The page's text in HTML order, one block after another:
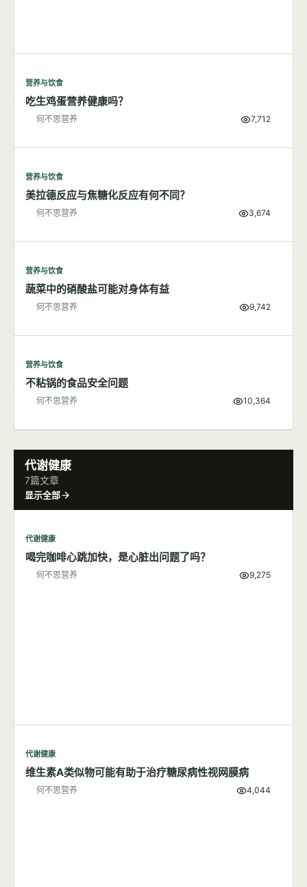
营养与饮食
吃生鸡蛋营养健康吗？
何不思营养 7,712
营养与饮食
美拉德反应与焦糖化反应有何不同？
何不思营养 3,674
营养与饮食
蔬菜中的硝酸盐可能对身体有益
何不思营养 9,742
营养与饮食
不粘锅的食品安全问题
何不思营养 10,364
代谢健康
7篇文章
显示全部
代谢健康
喝完咖啡心跳加快，是心脏出问题了吗？
何不思营养 9,275
代谢健康
维生素A类似物可能有助于治疗糖尿病性视网膜病
何不思营养 4,044